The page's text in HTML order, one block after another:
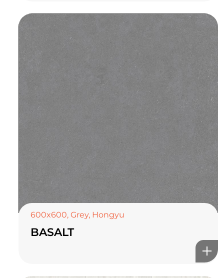
600x600, Grey, Hongyu
BASALT
TOP CERAMICS
Байгалын өнгө тансаг
мэдрэмжийг таны орчинд